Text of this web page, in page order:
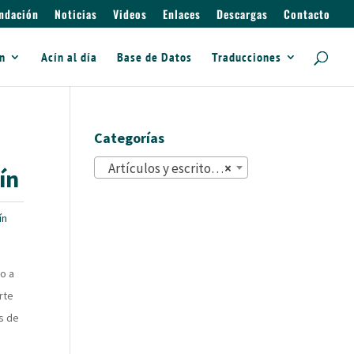
Noticias Videos Enlaces Descargas Contacto
Acín al día Base de Datos Traducciones
a
de
Categorías
×
Artículos y escritos (822)